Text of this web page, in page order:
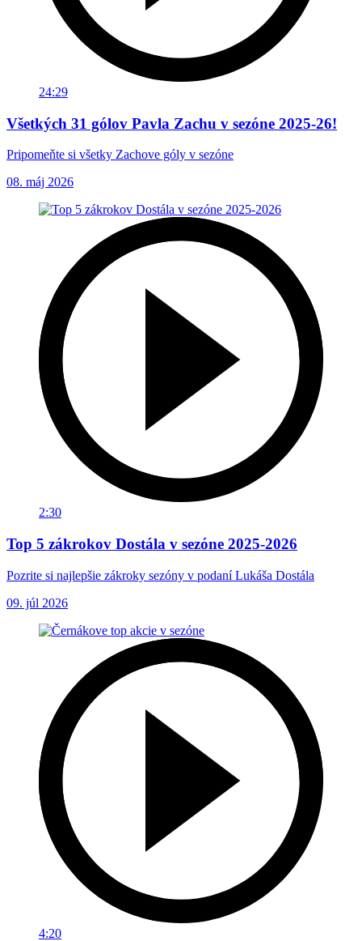
24:29
Všetkých 31 gólov Pavla Zachu v sezóne 2025-26!
Pripomeňte si všetky Zachove góly v sezóne
08. máj 2026
2:30
Top 5 zákrokov Dostála v sezóne 2025-2026
Pozrite si najlepšie zákroky sezóny v podaní Lukáša Dostála
09. júl 2026
4:20